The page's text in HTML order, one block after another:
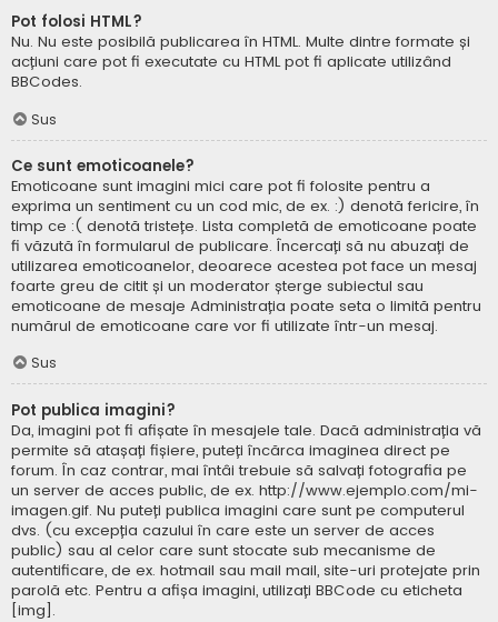
Pot folosi HTML?
Nu. Nu este posibilă publicarea în HTML. Multe dintre formate și
acțiuni care pot fi executate cu HTML pot fi aplicate utilizând
BBCodes.
Sus
Ce sunt emoticoanele?
Emoticoane sunt imagini mici care pot fi folosite pentru a
exprima un sentiment cu un cod mic, de ex. :) denotă fericire, în
timp ce :( denotă tristețe. Lista completă de emoticoane poate
fi văzută în formularul de publicare. Încercați să nu abuzați de
utilizarea emoticoanelor, deoarece acestea pot face un mesaj
foarte greu de citit și un moderator șterge subiectul sau
emoticoane de mesaje Administrația poate seta o limită pentru
numărul de emoticoane care vor fi utilizate într-un mesaj.
Sus
Pot publica imagini?
Da, imagini pot fi afișate în mesajele tale. Dacă administrația vă
permite să atașați fișiere, puteți încărca imaginea direct pe
forum. În caz contrar, mai întâi trebuie să salvați fotografia pe
un server de acces public, de ex. http://www.ejemplo.com/mi-
imagen.gif. Nu puteți publica imagini care sunt pe computerul
dvs. (cu excepția cazului în care este un server de acces
public) sau al celor care sunt stocate sub mecanisme de
autentificare, de ex. hotmail sau mail mail, site-uri protejate prin
parolă etc. Pentru a afișa imagini, utilizați BBCode cu eticheta
[img].